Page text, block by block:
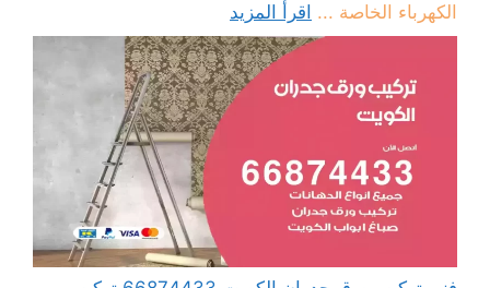
الكهرباء الخاصة ... اقرأ المزيد